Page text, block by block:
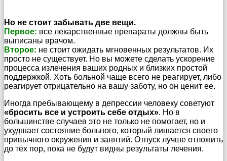
Но не стоит забывать две вещи.
Первое: все лекарственные препараты должны быть
выписаны врачом.
Второе: не стоит ожидать мгновенных результатов. Их
просто не существует. Но вы можете сделать ускорение
процесса излечения ваших родных и близких простой
поддержкой. Хоть больной чаще всего не реагирует, либо
реагирует отрицательно на вашу заботу, но он ценит ее.
Иногда пребывающему в депрессии человеку советуют
«бросить все и устроить себе отдых». Но в
большинстве случаев это не только не помогает, но и
ухудшает состояние больного, который лишается своего
привычного окружения и занятий. Отпуск лучше отложить
до тех пор, пока не будут видны результаты лечения.